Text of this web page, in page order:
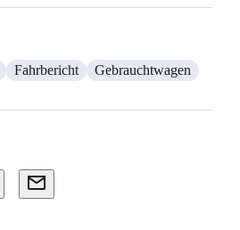
Fahrbericht
Gebrauchtwagen